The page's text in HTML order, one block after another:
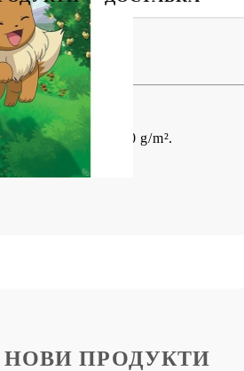
EN RO
дебелина: 170 g/m².
НОВИ ПРОДУКТИ